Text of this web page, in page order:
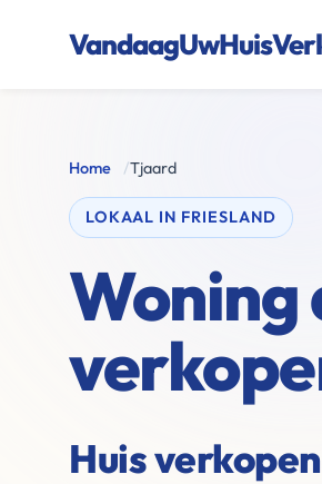
Home /Tjaard
LOKAAL IN FRIESLAND
Woning
Huis